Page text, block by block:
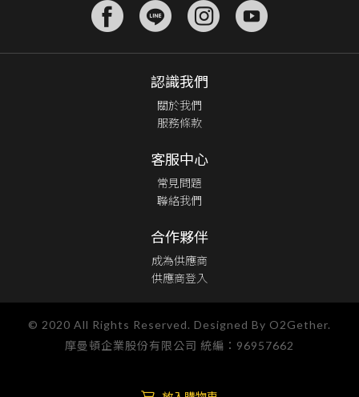
認識我們
關於我們
服務條款
客服中心
常見問題
聯絡我們
合作夥伴
成為供應商
供應商登入
© 2020 All Rights Reserved. Designed By O2Gether.
摩曼頓企業股份有限公司 統編：96957662